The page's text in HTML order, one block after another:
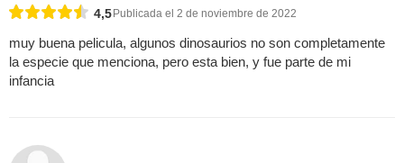
4,5 Publicada el 2 de noviembre de 2022
muy buena pelicula, algunos dinosaurios no son completamente
la especie que menciona, pero esta bien, y fue parte de mi
infancia